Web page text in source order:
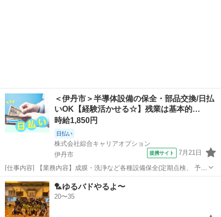
＜伊丹市＞半導体設備の保全・部品交換/日払
いOK【経験活かせる☆】残業は基本的…
時給1,850円
日払い
株式会社綜合キャリアオプション
伊丹市
提携サイト 7月21日
[仕事内容] 【業務内容】成膜・洗浄など各種設備保全(定期点検、 予防
メンテナンス)業務・主に設備の内部部品の定期クリーニング及び交
換、 半導体ガスボンベ交換、 各種薬液交換、 設備の定期点検 【取扱
い商品】 。＋お仕事探...
兵庫 伊丹市
🏸ゆるバドやるよ〜
20〜35